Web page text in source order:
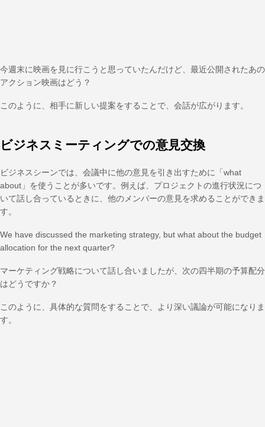
今週末に映画を見に行こうと思っていたんだけど、最近公開されたあの
アクション映画はどう？
このように、相手に新しい提案をすることで、会話が広がります。
ビジネスミーティングでの意見交換
ビジネスシーンでは、会議中に他の意見を引き出すために「what
about」を使うことが多いです。例えば、プロジェクトの進行状況につ
いて話し合っているときに、他のメンバーの意見を求めることができま
す。
We have discussed the marketing strategy, but what about the budget
allocation for the next quarter?
マーケティング戦略について話し合いましたが、次の四半期の予算配分
はどうですか？
このように、具体的な質問をすることで、より深い議論が可能になりま
す。